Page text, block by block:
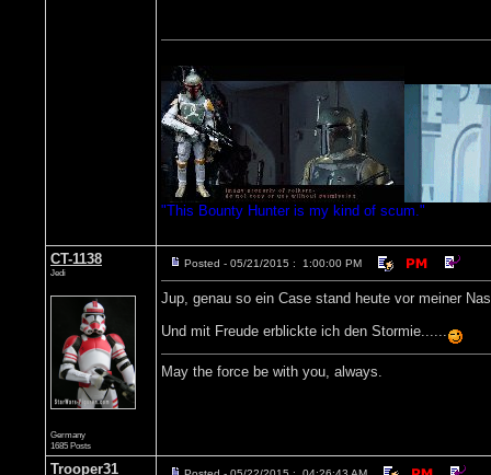
"This Bounty Hunter is my kind of scum."
CT-1138
Jedi
Germany
1685 Posts
Posted - 05/21/2015 : 1:00:00 PM
Jup, genau so ein Case stand heute vor meiner
Und mit Freude erblickte ich den Stormie......
May the force be with you, always.
Trooper31